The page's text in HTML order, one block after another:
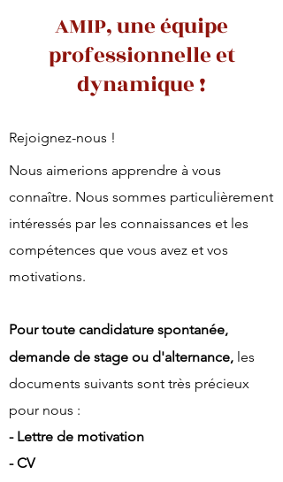
AMIP, une équipe
professionnelle et
dynamique !
Rejoignez-nous !
Nous aimerions apprendre à vous
connaître. Nous sommes particulièrement
intéressés par les connaissances et les
compétences que vous avez et vos
motivations.
Pour toute candidature spontanée,
demande de stage ou d'alternance, les
documents suivants sont très précieux
pour nous :
- Lettre de motivation
- CV